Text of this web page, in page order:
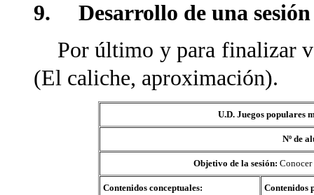
9. Desarrollo de una sesión
Por último y para finalizar
(El caliche, aproximación).
U.D. Juegos populares
Nº de
Objetivo de la sesión: Conocer
Contenidos conceptuales: Contenidos